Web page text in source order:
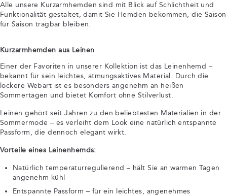
Alle unsere Kurzarmhemden sind mit Blick auf Schlichtheit und
Funktionalität gestaltet, damit Sie Hemden bekommen, die Saison
für Saison tragbar bleiben.
Kurzarmhemden aus Leinen
Einer der Favoriten in unserer Kollektion ist das Leinenhemd –
bekannt für sein leichtes, atmungsaktives Material. Durch die
lockere Webart ist es besonders angenehm an heißen
Sommertagen und bietet Komfort ohne Stilverlust.
Leinen gehört seit Jahren zu den beliebtesten Materialien in der
Sommermode – es verleiht dem Look eine natürlich entspannte
Passform, die dennoch elegant wirkt.
Vorteile eines Leinenhemds:
Natürlich temperaturregulierend – hält Sie an warmen Tagen
angenehm kühl
Entspannte Passform – für ein leichtes, angenehmes